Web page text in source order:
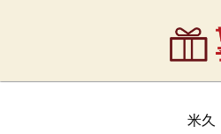
米久